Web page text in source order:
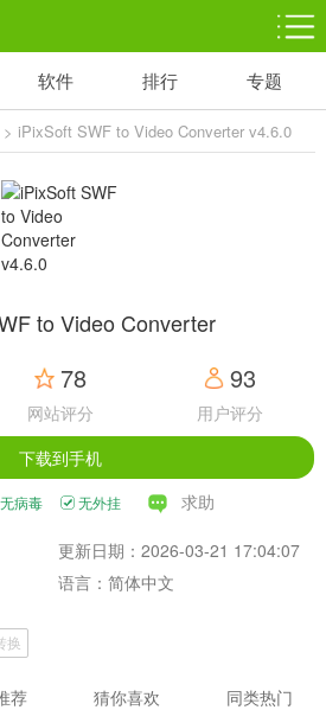
休闲益智
1万+款游戏
体育竞技
5百+款游戏
赛车竞速
3百+款游戏
软件 排行 专题
iPixSoft SWF to Video Converter v4.6.0
to Video Converter
78
网站评分
93
用户评分
下载到手机
无病毒 无外挂 求助
更新日期：2026-03-21 17:04:07
语言：简体中文
换
荐 猜你喜欢 同类热门